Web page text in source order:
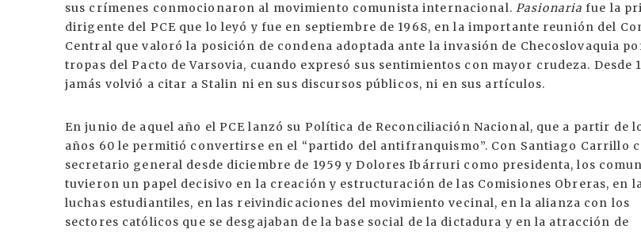
sus crímenes conmocionaron al movimiento comunista internacional. Pasionaria fue la
dirigente del PCE que lo leyó y fue en septiembre de 1968, en la importante reunión del
Central que valoró la posición de condena adoptada ante la invasión de Checoslovaquia
tropas del Pacto de Varsovia, cuando expresó sus sentimientos con mayor crudeza. Desde
jamás volvió a citar a Stalin ni en sus discursos públicos, ni en sus artículos.
En junio de aquel año el PCE lanzó su Política de Reconciliación Nacional, que a partir de
años 60 le permitió convertirse en el “partido del antifranquismo”. Con Santiago Carrillo
secretario general desde diciembre de 1959 y Dolores Ibárruri como presidenta, los
tuvieron un papel decisivo en la creación y estructuración de las Comisiones Obreras, en
luchas estudiantiles, en las reivindicaciones del movimiento vecinal, en la alianza con los
sectores católicos que se desgajaban de la base social de la dictadura y en la atracción de